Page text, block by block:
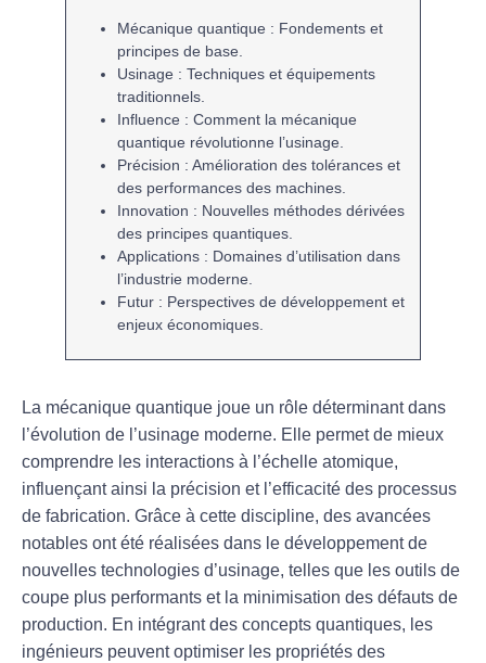
Mécanique quantique : Fondements et
principes de base.
Usinage : Techniques et équipements
traditionnels.
Influence : Comment la mécanique
quantique révolutionne l’usinage.
Précision : Amélioration des tolérances et
des performances des machines.
Innovation : Nouvelles méthodes dérivées
des principes quantiques.
Applications : Domaines d’utilisation dans
l’industrie moderne.
Futur : Perspectives de développement et
enjeux économiques.
La mécanique quantique joue un rôle déterminant dans
l’évolution de l’usinage moderne. Elle permet de mieux
comprendre les interactions à l’échelle atomique,
influençant ainsi la précision et l’efficacité des processus
de fabrication. Grâce à cette discipline, des avancées
notables ont été réalisées dans le développement de
nouvelles technologies d’usinage, telles que les outils de
coupe plus performants et la minimisation des défauts de
production. En intégrant des concepts quantiques, les
ingénieurs peuvent optimiser les propriétés des